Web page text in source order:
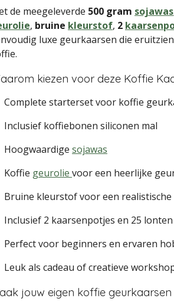
de meegeleverde 500 gram sojawas
, bruine kleurstof, 2
luxe geurkaarsen die
kiezen voor deze Koffie
Complete starterset voor koffie
Inclusief koffiebonen siliconen mal
Hoogwaardige sojawas
Koffie geurolie voor een heerlijke
Bruine kleurstof voor een
Inclusief 2 kaarsenpotjes en 25 lonten
Perfect voor beginners en ervaren
Leuk als cadeau of creatieve
jouw eigen koffie geurkaarsen